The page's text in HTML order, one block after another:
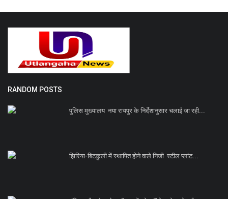
RANDOM POSTS
पुलिस मुख्यालय नया रायपुर के निर्देशानुसार चलाई जा रही...
झिरिया-बिटकुली में स्थापित होने वाले निजी स्टील प्लांट...